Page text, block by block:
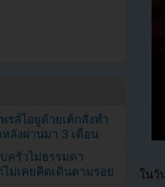
ในวั
รส์ไอยูด้วยเค้กสั่งทำ
ลังผ่านมา 3 เดือน
ครัวไม่ธรรมดา
ม่เคยคิดเดินตามรอย